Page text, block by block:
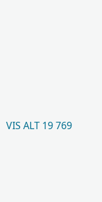
VIS ALT 19 769